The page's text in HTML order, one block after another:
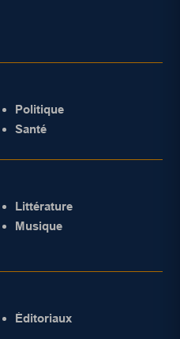
Politique
Santé
Littérature
Musique
Éditoriaux